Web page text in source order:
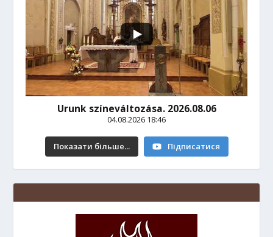
Urunk színeváltozása. 2026.08.06
04.08.2026 18:46
Показати більше... Підписатися